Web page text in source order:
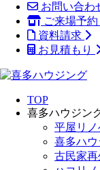
お問い合わ
ご来場予約
資料請求
お見積もり
TOP
喜多ハウジン
平屋リノ
喜多ハ
古民家